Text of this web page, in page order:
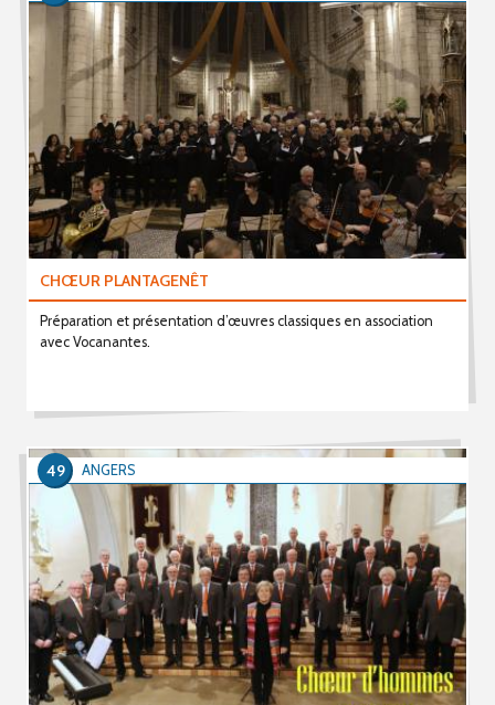
CHŒUR PLANTAGENÊT
Préparation et présentation d’œuvres classiques en association
avec Vocanantes.
ANGERS
49